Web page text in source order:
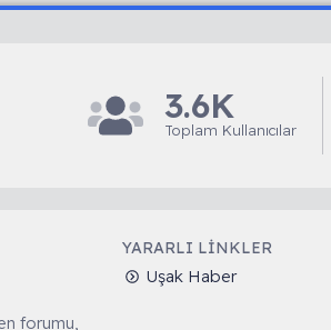
3.6K
Toplam Kullanıcılar
forumu,
YARARLI LINKLER
Uşak Haber